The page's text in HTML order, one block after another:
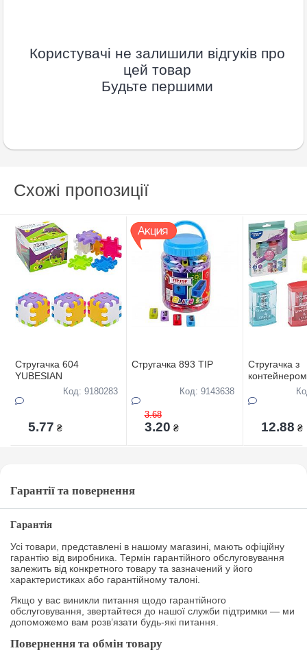
Користувачі не залишили відгуків про
цей товар
Будьте першими
Схожі пропозиції
Стругачка 604
YUBESIAN
Код: 9180283
5.77 ₴
Стругачка 893 TIP
Код: 9143638
3.68
3.20 ₴
Стругачка з
DAIMARSE
12.88 ₴
Гарантії та повернення
Гарантія
Усі товари, представлені в нашому магазині, мають офіційну
гарантію від виробника. Термін гарантійного обслуговування
залежить від конкретного товару та зазначений у його
характеристиках або гарантійному талоні.
Якщо у вас виникли питання щодо гарантійного
обслуговування, звертайтеся до нашої служби підтримки — ми
допоможемо вам розв’язати будь-які питання.
Повернення та обмін товару